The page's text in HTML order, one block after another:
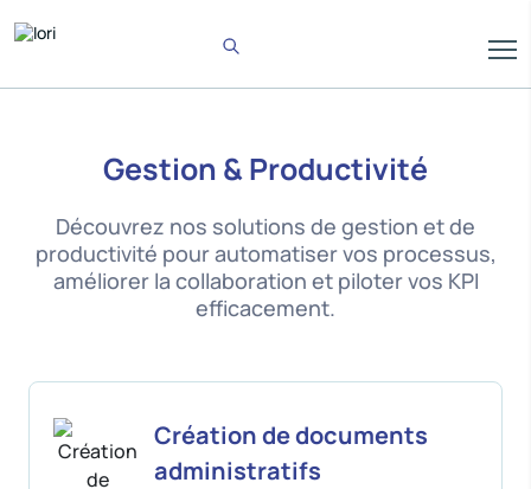
Gestion & Productivité
Découvrez nos solutions de gestion et de
productivité pour automatiser vos processus,
améliorer la collaboration et piloter vos KPI
efficacement.
Création de documents
administratifs